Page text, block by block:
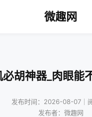
微趣网
胡神器_肉眼能
发布时间：2026-08-07｜
发布者：微趣网